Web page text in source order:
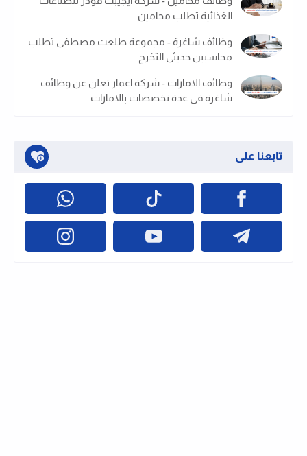
الغذائية تطلب محامين
وظائف شاغرة - مجموعة طلعت مصطفى تطلب
محاسبين حديثى التخرج
وظائف الامارات - شركة اعمار تعلن عن وظائف
شاغرة فى عدة تخصصات بالامارات
تابعنا على